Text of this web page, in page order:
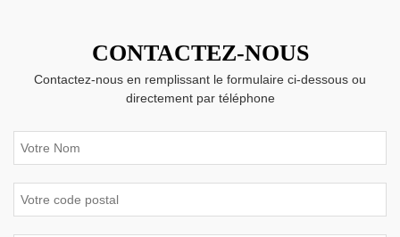
CONTACTEZ-NOUS
Contactez-nous en remplissant le formulaire ci-dessous ou
directement par téléphone